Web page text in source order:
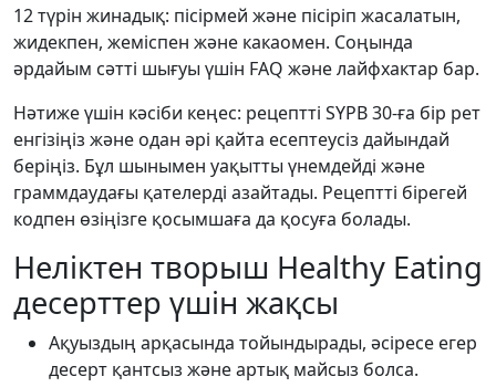
12 түрін жинадық: пісірмей және пісіріп жасалатын,
жидекпен, жеміспен және какаомен. Соңында
әрдайым сәтті шығуы үшін FAQ және лайфхактар бар.
Нәтиже үшін кәсіби кеңес: рецептті SYPB 30-ға бір рет
енгізіңіз және одан әрі қайта есептеусіз дайындай
беріңіз. Бұл шынымен уақытты үнемдейді және
граммдаудағы қателерді азайтады. Рецептті бірегей
кодпен өзіңізге қосымшаға да қосуға болады.
Неліктен творыш Healthy Eating
десерттер үшін жақсы
Ақуыздың арқасында тойындырады, әсіресе егер
десерт қантсыз және артық майсыз болса.